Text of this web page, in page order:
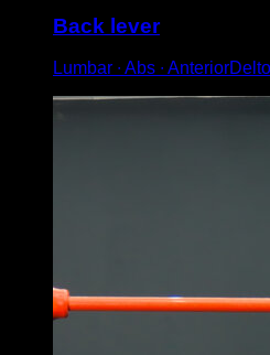
Back lever
Lumbar ∙ Abs ∙